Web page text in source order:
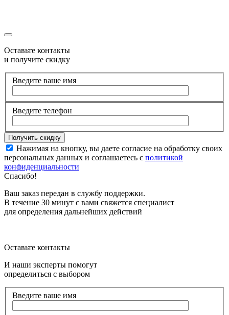
Оставьте контакты
и получите скидку
Введите ваше имя
Введите телефон
Нажимая на кнопку, вы даете согласие на обработку своих
персональных данных и соглашаетесь с политикой
конфиденциальности
Спасибо!
Ваш заказ передан в службу поддержки.
В течение 30 минут с вами свяжется специалист
для определения дальнейших действий
Оставьте контакты
И наши эксперты помогут
определиться с выбором
Введите ваше имя